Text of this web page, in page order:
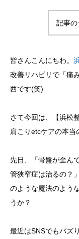
記事
皆さんこんにちわ。
改善リハビリで「痛
西です(笑)
さて今回は、【浜松
肩こりetcケアの本当
先日、「骨盤が歪ん
管狭窄症は治るの？
のような魔法のよう
うか？
最近はSNSでもバズ